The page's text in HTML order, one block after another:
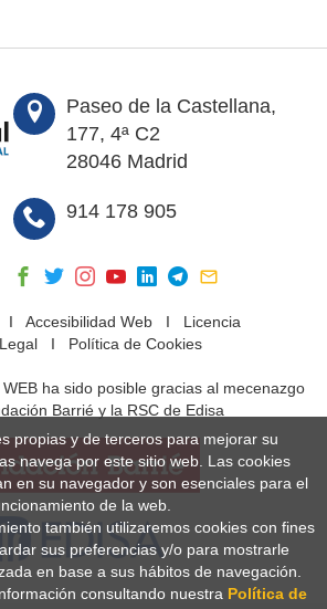
Paseo de la Castellana,
177, 4ª C2
28046 Madrid
914 178 905
Accesibilidad WebI Licencia
I Política de Cookies
ha sido posible gracias al mecenazgo
Barrié y la RSC de Edisa
propias y de terceros para mejorar su
navega por este sitio web. Las cookies
en su navegador y son esenciales para el
de la web.
también utilizaremos cookies con fines
sus preferencias y/o para mostrarle
en base a sus hábitos de navegación.
consultando nuestra Política de